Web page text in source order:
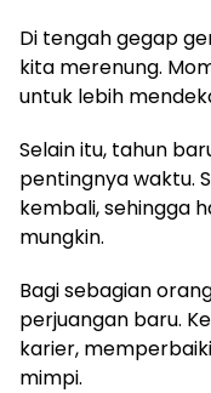
Di tengah gegap
kita merenung.
untuk lebih
Selain itu, tahun
pentingnya waktu.
kembali, sehingga
mungkin.
Bagi sebagian
perjuangan baru.
karier,
mimpi.